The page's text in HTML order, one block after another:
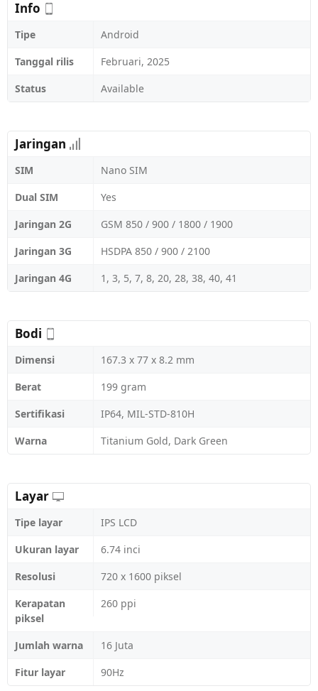
Info
Tipe
Android
Tanggal rilis
Februari, 2025
Status
Available
Jaringan
SIM
Nano SIM
Dual SIM
Yes
Jaringan 2G
GSM 850 / 900 / 1800 / 1900
Jaringan 3G
HSDPA 850 / 900 / 2100
Jaringan 4G
1, 3, 5, 7, 8, 20, 28, 38, 40, 41
Bodi
Dimensi
167.3 x 77 x 8.2 mm
Berat
199 gram
Sertifikasi
IP64, MIL-STD-810H
Warna
Titanium Gold, Dark Green
Layar
Tipe layar
IPS LCD
Ukuran layar
6.74 inci
Resolusi
720 x 1600 piksel
Kerapatan
piksel
260 ppi
Jumlah warna
16 Juta
Fitur layar
90Hz